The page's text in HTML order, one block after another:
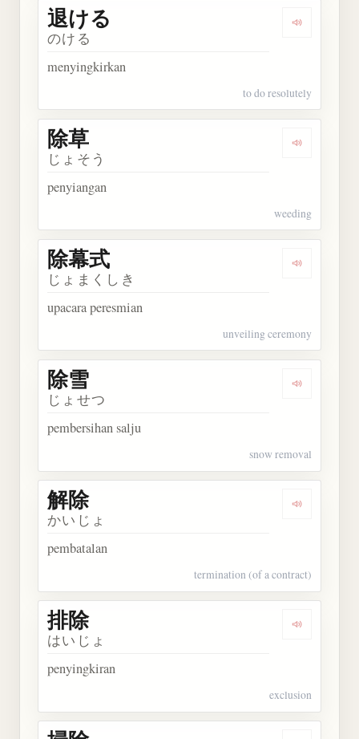
Dengarkan
退ける
のける
menyingkirkan
to do resolutely
Dengarkan
除草
じょそう
penyiangan
weeding
Dengarkan
除幕式
じょまくしき
upacara peresmian
unveiling ceremony
Dengarkan
除雪
じょせつ
pembersihan salju
snow removal
Dengarkan
解除
かいじょ
pembatalan
termination (of a contract)
Dengarkan
排除
はいじょ
penyingkiran
exclusion